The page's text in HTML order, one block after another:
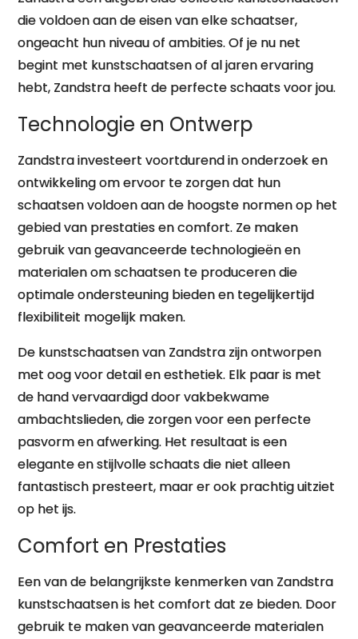
die voldoen aan de eisen van elke schaatser,
ongeacht hun niveau of ambities. Of je nu net
begint met kunstschaatsen of al jaren ervaring
hebt, Zandstra heeft de perfecte schaats voor jou.
Technologie en Ontwerp
Zandstra investeert voortdurend in onderzoek en
ontwikkeling om ervoor te zorgen dat hun
schaatsen voldoen aan de hoogste normen op het
gebied van prestaties en comfort. Ze maken
gebruik van geavanceerde technologieën en
materialen om schaatsen te produceren die
optimale ondersteuning bieden en tegelijkertijd
flexibiliteit mogelijk maken.
De kunstschaatsen van Zandstra zijn ontworpen
met oog voor detail en esthetiek. Elk paar is met
de hand vervaardigd door vakbekwame
ambachtslieden, die zorgen voor een perfecte
pasvorm en afwerking. Het resultaat is een
elegante en stijlvolle schaats die niet alleen
fantastisch presteert, maar er ook prachtig uitziet
op het ijs.
Comfort en Prestaties
Een van de belangrijkste kenmerken van Zandstra
kunstschaatsen is het comfort dat ze bieden. Door
gebruik te maken van geavanceerde materialen